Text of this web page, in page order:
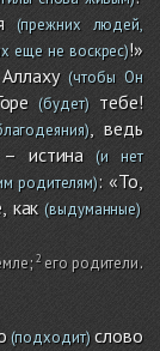
(прежних людей,
еще не воскрес)!»
(чтобы Он
(будет)тебе!
, ведь
истина (и нет
родителям): «То,
как(выдуманные)
; его родители.
(подходит)слово